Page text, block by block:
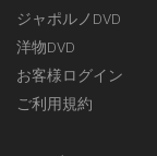
ジャポルノDVD
洋物DVD
お客様ログイン
ご利用規約